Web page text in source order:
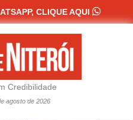
CLIQUE AQUI 
Credibilidade
agosto de 2026